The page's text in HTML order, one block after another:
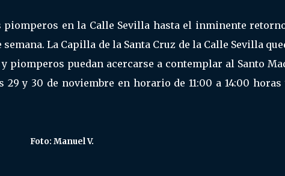
piomperos en la Calle Sevilla hasta el inminente
La Capilla de la Santa Cruz de la Calle Sevilla
piomperos puedan acercarse a contemplar al Santo
y 30 de noviembre en horario de 11:00 a 14:00 horas
Foto: Manuel V.